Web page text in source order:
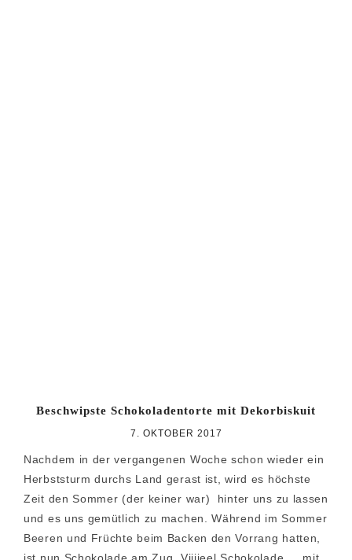
Beschwipste Schokoladentorte mit Dekorbiskuit
7. OKTOBER 2017
Nachdem in der vergangenen Woche schon wieder ein
Herbststurm durchs Land gerast ist, wird es höchste
Zeit den Sommer (der keiner war) hinter uns zu lassen
und es uns gemütlich zu machen. Während im Sommer
Beeren und Früchte beim Backen den Vorrang hatten,